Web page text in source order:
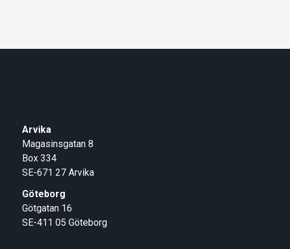
Arvika
Magasinsgatan 8
Box 334
SE-671 27 Arvika
Göteborg
Götgatan 16
SE-411 05 Göteborg